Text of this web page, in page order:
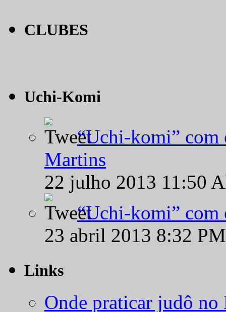
CLUBES
Uchi-Komi
“Uchi-komi” com
Martins
22 julho 2013 11:50
“Uchi-komi” com
23 abril 2013 8:32
Links
Onde praticar judô